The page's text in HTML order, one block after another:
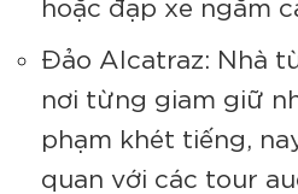
Đảo Alcatraz: Nhà
nơi từng giam giữ
phạm khét tiếng,
quan với các tour